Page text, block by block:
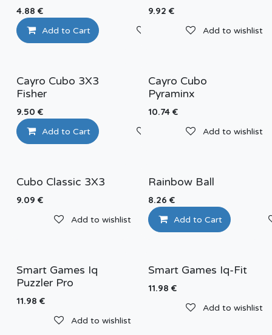
4.88 €
Add to Cart Add to wishlist
9.92 €
Add to wishlist
Cayro Cubo 3X3
Fisher
9.50 €
Add to Cart Add to wishlist
Cayro Cubo
Pyraminx
10.74€
Add to wishlist
Cubo Classic 3X3
9.09 €
Add to wishlist
Rainbow Ball
8.26 €
Add to Cart
Smart Games Iq
Puzzler Pro
11.98 €
Add to wishlist
Smart Games Iq-Fit
11.98 €
Add to wishlist